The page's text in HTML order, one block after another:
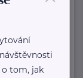
tom, jak